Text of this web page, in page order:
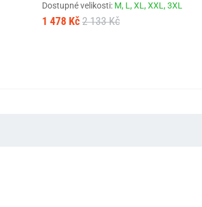
Dostupné velikosti: M, L,XL,XXL,3XL
1 478 Kč 2 133 Kč